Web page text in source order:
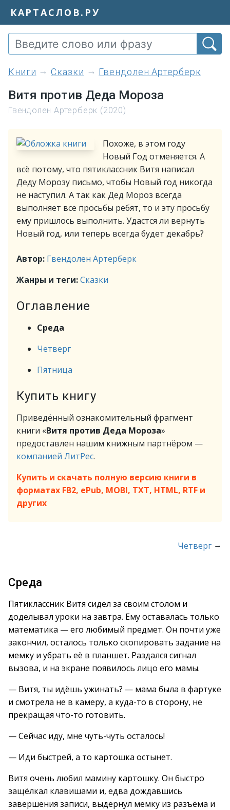
КАРТАСЛОВ.РУ
книги Сказки Гвендолен Артерберк
Витя против Деда Мороза
Гвендолен Артерберк (2020)
Похоже, в этом году
Новый Год отменяется. А
всё потому, что пятиклассник Витя написал
Деду Морозу письмо, чтобы Новый год никогда
не наступил. А так как Дед Мороз всегда
выполняет все просьбы ребят, то и эту просьбу
ему пришлось выполнить. Удастся ли вернуть
Новый год, или теперь всегда будет декабрь?
Автор: Гвендолен Артерберк
Жанры и теги:Сказки
Оглавление
Среда
Четверг
Пятница
Купить книгу
Приведённый ознакомительный фрагмент
книги «Витя против Деда Мороза»
предоставлен нашим книжным партнёром —
компанией ЛитРес.
Купить и скачать полную версию книги в
форматах FB2, ePub, MOBI, TXT, HTML, RTF и
других
Четверг →
Среда
Пятиклассник Витя сидел за своим столом и
доделывал уроки на завтра. Ему оставалась только
математика — его любимый предмет. Он почти уже
закончил, осталось только скопировать задание на
мемку и убрать её в планшет. Раздался сигнал
вызова, и на экране появилось лицо его мамы.
— Витя, ты идёшь ужинать? — мама была в фартуке
и смотрела не в камеру, а куда-то в сторону, не
прекращая что-то готовить.
— Сейчас иду, мне чуть-чуть осталось!
— Иди быстрей, а то картошка остынет.
Витя очень любил мамину картошку. Он быстро
защёлкал клавишами и, едва дождавшись
завершения записи, выдернул мемку из разъёма и